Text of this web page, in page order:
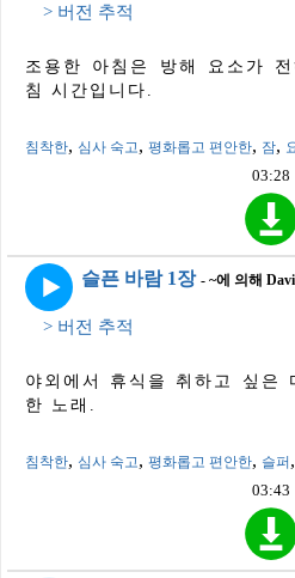
> 버전 추적
조용한 아침은 방해 요소가
침 시간입니다.
침착한, 심사 숙고 , 평화롭고 편안한, 잠,
03:28
슬픈 바람 1장 - ~에 의해
> 버전 추적
야외에서 휴식을 취하고 싶은
한 노래.
침착한, 심사 숙고, 평화롭고 편안한, 슬퍼 ,
03:43